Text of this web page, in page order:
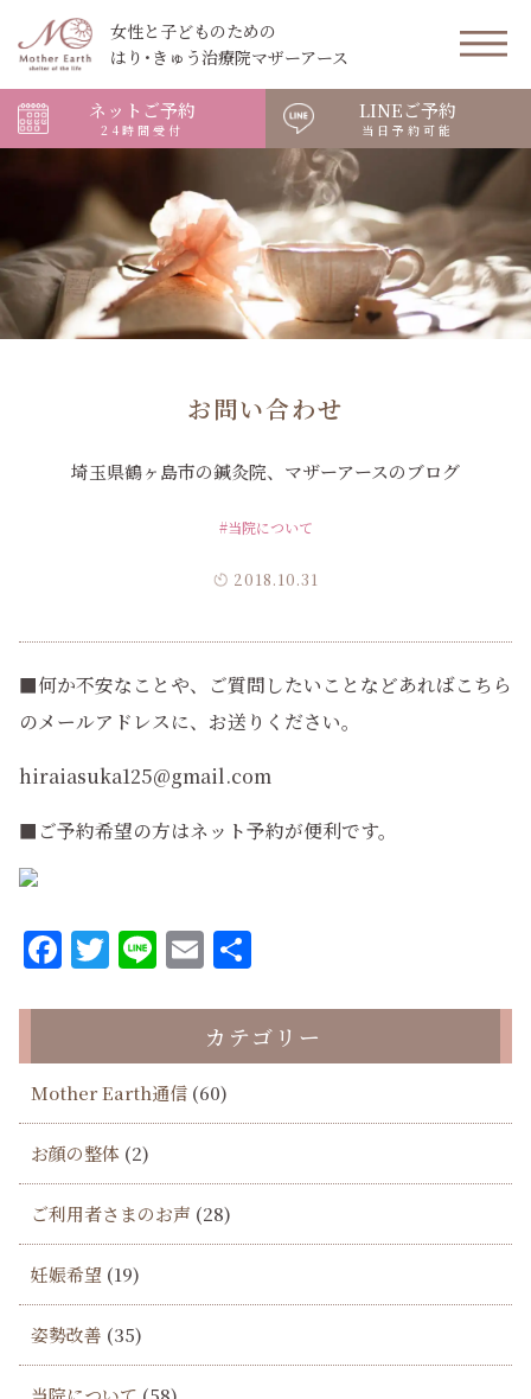
女性と子どものための
はり･きゅう治療院マザーアース
ネットご予約
24時間受付
LINEご予約
当日予約可能
お問い合わせ
埼玉県鶴ヶ島市の鍼灸院、マザーアースのブログ
#当院について
2018.10.31
■何か不安なことや、ご質問したいことなどあればこちら
のメールアドレスに、お送りください。
hiraiasuka125@gmail.com
■ご予約希望の方はネット予約が便利です。
Facebook
Twitter
LineEmail
カテゴリー
Mother Earth通信 (60)
お顔の整体 (2)
ご利用者さまのお声 (28)
妊娠希望 (19)
姿勢改善 (35)